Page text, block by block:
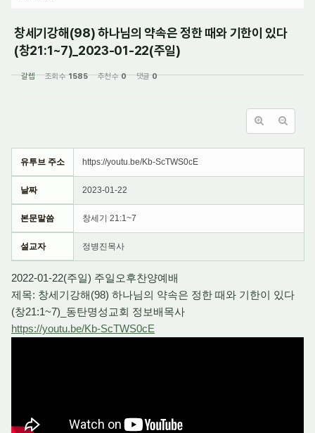
창세기강해(98) 하나님의 약속은 정한 때와 기한이 있다
(창21:1~7)_2023-01-22(주일)
갈렙 조회 수1585 추천 수0 댓글0
유투브 주소 https://youtu.be/Kb-ScTWS0cE
날짜 2023-01-22
본문말씀 창세기 21:1~7
설교자 정병진목사
2022-01-22(주일) 주일오후찬양예배
제목: 창세기강해(98) 하나님의 약속은 정한 때와 기한이 있다
(창21:1~7)_동탄명성교회 정보배목사
https://youtu.be/Kb-ScTWS0cE